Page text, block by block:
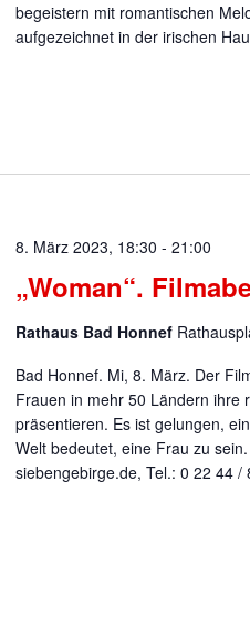
begeistern mit romantischen
aufgezeichnet in der irischen
„Woman“.
8. März 2023, 18:30 - 21:00
Rathaus Bad Honnef
Bad Honnef. Mi, 8. März. Der
Frauen in mehr 50 Ländern ihre
präsentieren. Es ist gelungen,
Welt bedeutet, eine Frau zu
siebengebirge.de, Tel.: 0 22 44 /